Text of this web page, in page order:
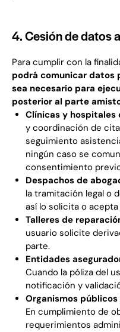
4. Cesión de datos
Para cumplir con la
podrá comunicar datos
sea necesario para
posterior al parte
Clínicas y hospitales
y coordinación de
seguimiento
ningún caso se
consentimiento
Despachos de
la tramitación legal o
así lo solicita o
Talleres de
usuario solicite
parte.
Entidades
Cuando la póliza del
notificación y
Organismos
En cumplimiento de
requerimientos